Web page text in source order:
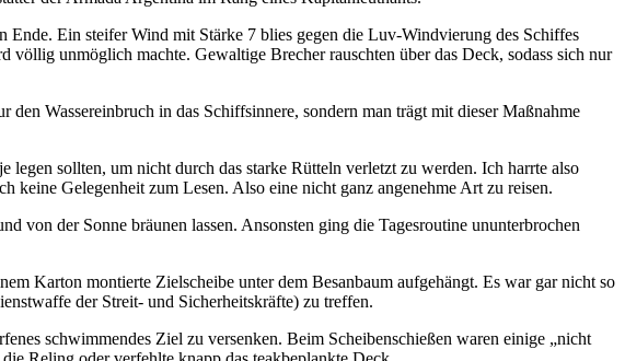
Ein steifer Wind mit Stärke 7 blies gegen die Luv-Windvierung des Schiffes
unmöglich machte. Gewaltige Brecher rauschten über das Deck, sodass sich nur
Wassereinbruch in das Schiffsinnere, sondern man trägt mit dieser Maßnahme
sollten, um nicht durch das starke Rütteln verletzt zu werden. Ich harrte also
keine Gelegenheit zum Lesen. Also eine nicht ganz angenehme Art zu reisen.
von der Sonne bräunen lassen. Ansonsten ging die Tagesroutine ununterbrochen
Karton montierte Zielscheibe unter dem Besanbaum aufgehängt. Es war gar nicht so
der Streit- und Sicherheitskräfte) zu treffen.
schwimmendes Ziel zu versenken. Beim Scheibenschießen waren einige
nicht